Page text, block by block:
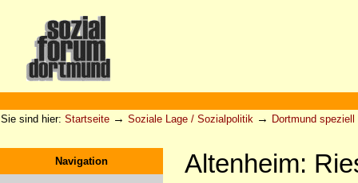
Werkzeuge
Sie sind hier: Startseite → Soziale Lage / Sozialpolitik → Dortmund speziell
Navigation Altenheim: